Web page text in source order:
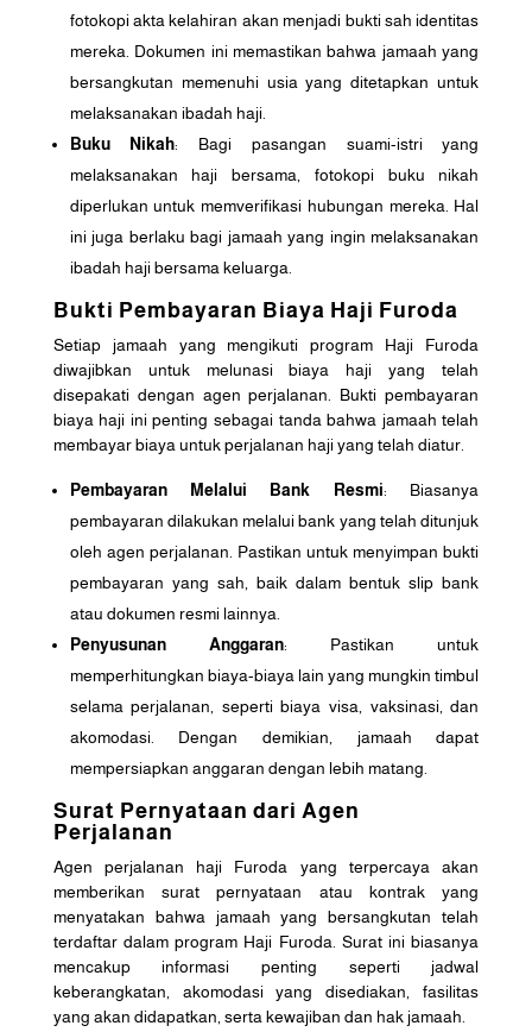
fotokopi akta kelahiran akan menjadi bukti sah identitas
mereka. Dokumen ini memastikan bahwa jamaah yang
bersangkutan memenuhi usia yang ditetapkan untuk
melaksanakan ibadah haji.
Buku Nikah: Bagi pasangan suami-istri yang
melaksanakan haji bersama, fotokopi buku nikah
diperlukan untuk memverifikasi hubungan mereka. Hal
ini juga berlaku bagi jamaah yang ingin melaksanakan
ibadah haji bersama keluarga.
Bukti Pembayaran Biaya Haji Furoda
Setiap jamaah yang mengikuti program Haji Furoda
diwajibkan untuk melunasi biaya haji yang telah
disepakati dengan agen perjalanan. Bukti pembayaran
biaya haji ini penting sebagai tanda bahwa jamaah telah
membayar biaya untuk perjalanan haji yang telah diatur.
Pembayaran Melalui Bank Resmi: Biasanya
pembayaran dilakukan melalui bank yang telah ditunjuk
oleh agen perjalanan. Pastikan untuk menyimpan bukti
pembayaran yang sah, baik dalam bentuk slip bank
atau dokumen resmi lainnya.
Penyusunan Anggaran: Pastikan untuk
memperhitungkan biaya-biaya lain yang mungkin timbul
selama perjalanan, seperti biaya visa, vaksinasi, dan
akomodasi. Dengan demikian, jamaah dapat
mempersiapkan anggaran dengan lebih matang.
Surat Pernyataan dari Agen
Perjalanan
Agen perjalanan haji Furoda yang terpercaya akan
memberikan surat pernyataan atau kontrak yang
menyatakan bahwa jamaah yang bersangkutan telah
terdaftar dalam program Haji Furoda. Surat ini biasanya
mencakup informasi penting seperti jadwal
keberangkatan, akomodasi yang disediakan, fasilitas
yang akan didapatkan, serta kewajiban dan hak jamaah.